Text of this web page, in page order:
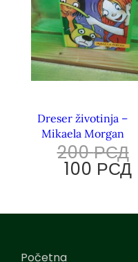
Dreser životinja –
Mikaela Morgan
200РСД
100 РСД
Početna